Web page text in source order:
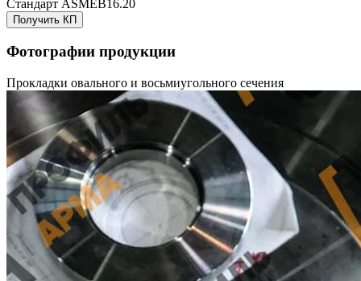
Стандарт ASMEB16.20
Получить КП
Фотографии продукции
Прокладки овального и восьмиугольного сечения